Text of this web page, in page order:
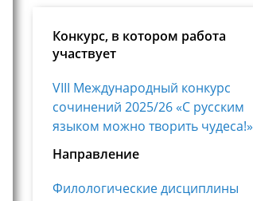
Конкурс, в котором работа
участвует
VIII Международный конкурс
сочинений 2025/26 «С русским
языком можно творить чудеса!»
Направление
Филологические дисциплины